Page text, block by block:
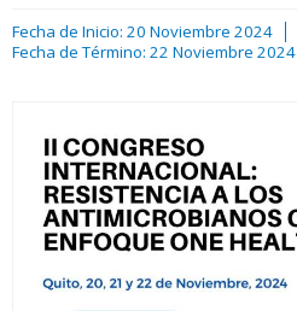
Fecha de Inicio: 20 Noviembre 2024
Fecha de Término: 22 Noviembre 2024